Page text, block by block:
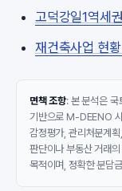
고덕강일1역세
재건축사업 현
면책 조항: 본 분석은 국
기반으로 M-DEENO
감정평가, 관리처분계
판단이나 부동산 거래
목적이며, 정확한 분담